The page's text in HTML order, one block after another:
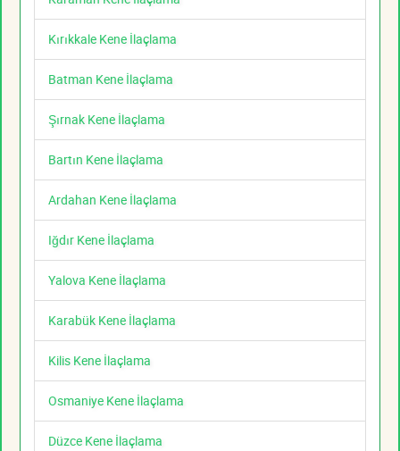
Kırıkkale Kene İlaçlama
Batman Kene İlaçlama
Şırnak Kene İlaçlama
Bartın Kene İlaçlama
Ardahan Kene İlaçlama
Iğdır Kene İlaçlama
Yalova Kene İlaçlama
Karabük Kene İlaçlama
Kilis Kene İlaçlama
Osmaniye Kene İlaçlama
Düzce Kene İlaçlama